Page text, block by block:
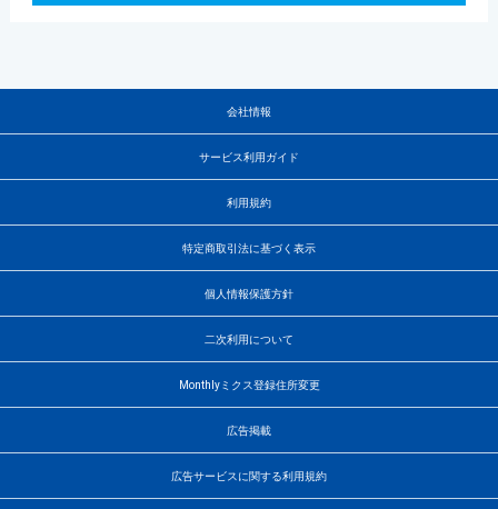
会社情報
サービス利用ガイド
利用規約
特定商取引法に基づく表示
個人情報保護方針
二次利用について
Monthlyミクス登録住所変更
広告掲載
広告サービスに関する利用規約